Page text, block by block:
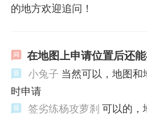
的地方欢迎追问！
在地图上申请位置后还
小兔子 当然可以，地图
时申请
签劣练杨攻萝刹 可以的，